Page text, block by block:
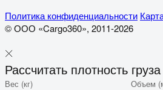
Политика конфиденциальности
© ООО «Cargo360», 2011-2026
Рассчитать плотность груза
Вес (кг) Объем